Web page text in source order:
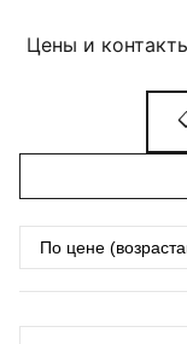
Цены и